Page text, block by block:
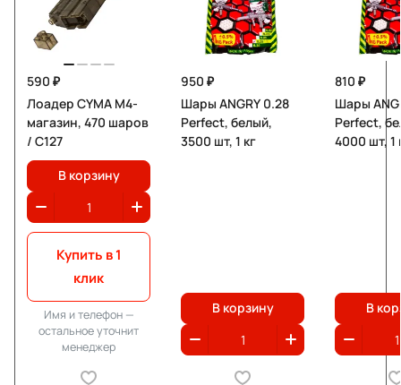
590 ₽
Лоадер CYMA M4-
магазин, 470 шаров
/ C127
В корзину
Купить в 1
клик
Имя и телефон —
остальное уточнит
менеджер
950 ₽
Шары ANGRY 0.28
Perfect, белый,
3500 шт, 1 кг
В корзину
810 ₽
Шары
Perfect,
4000 шт, 1
В